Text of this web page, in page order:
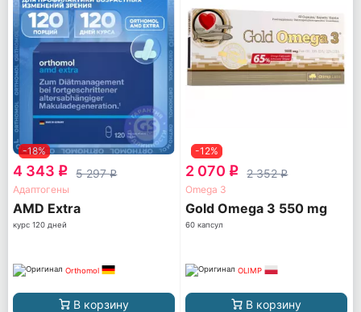
-18%
4 343 q 5 297q
Адаптогены
AМD Extra
курс 120 дней
Orthomol
В корзину
-12%
2 070 q 2 352q
Omega 3
Gold Omega 3 550 mg
60 капсул
OLIMP
В корзину